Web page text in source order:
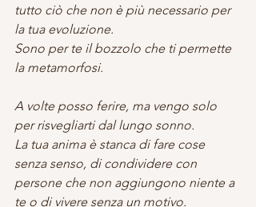
tutto ciò che non è più necessario per
la tua evoluzione.
Sono per te il bozzolo che ti permette
la metamorfosi.
A volte posso ferire, ma vengo solo
per risvegliarti dal lungo sonno.
La tua anima è stanca di fare cose
senza senso, di condividere con
persone che non aggiungono niente a
te o di vivere senza un motivo.